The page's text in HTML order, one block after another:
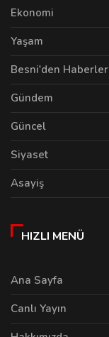
Ekonomi
Yaşam
Besni'den Haberler
Gündem
Güncel
Siyaset
Asayiş
HIZLI MENÜ
Ana Sayfa
Canlı Yayın